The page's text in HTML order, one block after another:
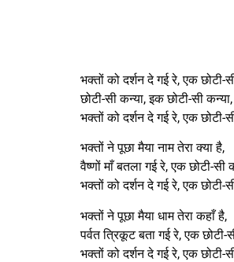
भक्तों को दर्शन दे गई रे, एक छोटी-
छोटी-सी कन्या, इक छोटी-सी कन्या,
भक्तों को दर्शन दे गई रे, एक छोटी-
भक्तों ने पूछा मैया नाम तेरा क्या है,
वैष्णों माँ बतला गई रे, एक छोटी-सी
भक्तों को दर्शन दे गई रे, एक छोटी-
भक्तों ने पूछा मैया धाम तेरा कहाँ है,
पर्वत त्रिकूट बता गई रे, एक छोटी-
भक्तों को दर्शन दे गई रे, एक छोटी-